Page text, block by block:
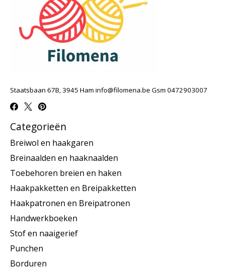
Staatsbaan 67B, 3945 Ham info@filomena.be Gsm 0472903007
Categorieën
Breiwol en haakgaren
Breinaalden en haaknaalden
Toebehoren breien en haken
Haakpakketten en Breipakketten
Haakpatronen en Breipatronen
Handwerkboeken
Stof en naaigerief
Punchen
Borduren